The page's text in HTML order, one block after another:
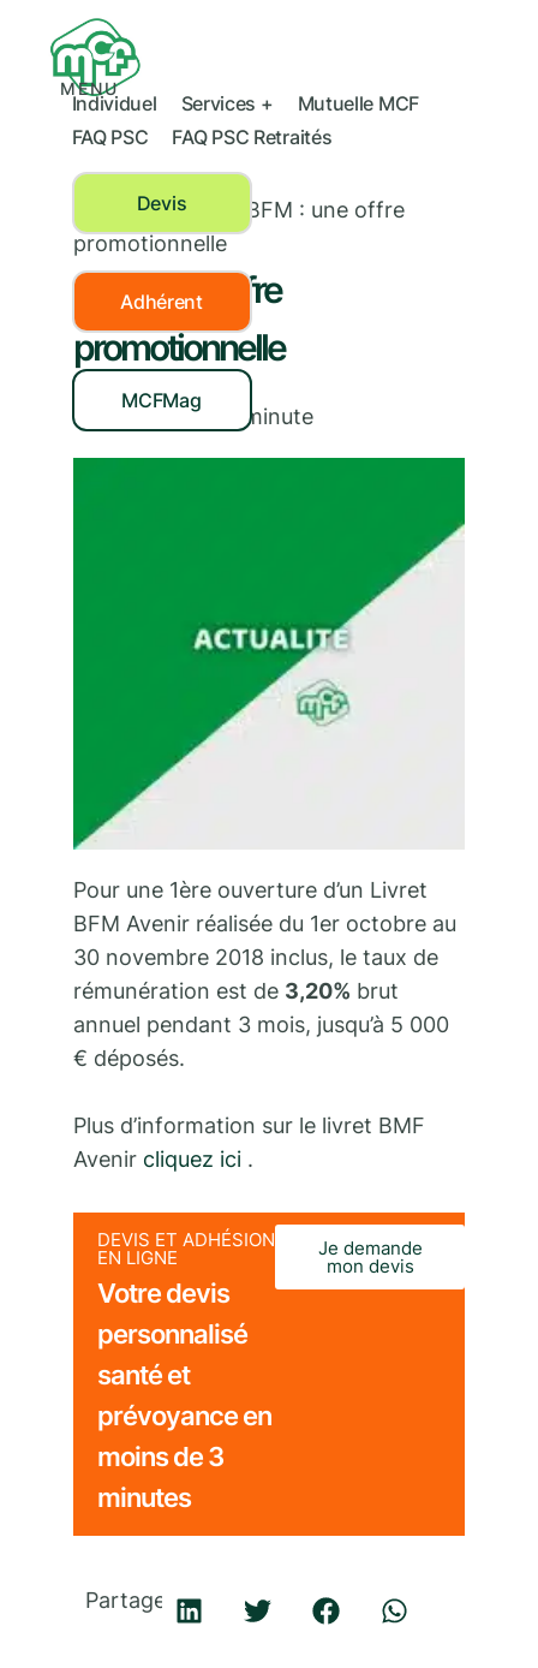
MENU
Individuel Services +
Mutuelle MCF
FAQ PSC
FAQ PSC Retraités
Devis
Adhérent
MCFMag
Actualités MCF
BFM : une offre
promotionnelle
BFM : une offre
promotionnelle
01/10/2018 | minute
Pour une 1ère ouverture d’un Livret
BFM Avenir réalisée du 1er octobre au
30 novembre 2018 inclus, le taux de
rémunération est de 3,20% brut
annuel pendant 3 mois, jusqu’à 5 000
€ déposés.
Plus d’information sur le livret BMF
Avenir cliquez ici .
DEVIS ET ADHÉSION
EN LIGNE
Votre devis
personnalisé
santé et
prévoyance en
moins de 3
minutes
Je demande
mon devis
Partager